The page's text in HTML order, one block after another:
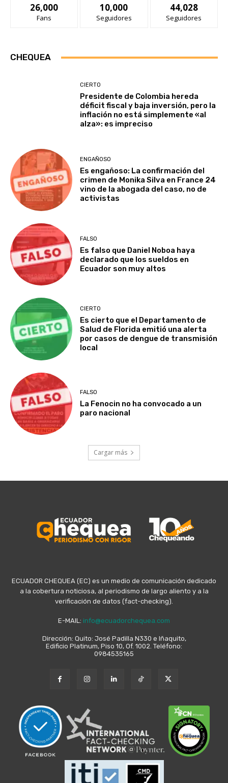
26,000
Fans
10,000
Seguidores
44,028
Seguidores
CHEQUEA
CIERTO
Presidente de Colombia hereda
déficit fiscal y baja inversión, pero la
inflación no está simplemente «al
alza»: es impreciso
ENGAÑOSO
Es engañoso: La confirmación del
crimen de Monika Silva en France 24
vino de la abogada del caso, no de
activistas
FALSO
Es falso que Daniel Noboa haya
declarado que los sueldos en
Ecuador son muy altos
CIERTO
Es cierto que el Departamento de
Salud de Florida emitió una alerta
por casos de dengue de transmisión
local
FALSO
La Fenocin no ha convocado a un
paro nacional
Cargar más
ECUADOR CHEQUEA (EC) es un medio de comunicación dedicado
a la cobertura noticiosa, al periodismo de largo aliento y a la
verificación de datos (fact-checking).
E-MAIL: info@ecuadorchequea.com
Dirección: Quito: José Padilla N330 e Iñaquito,
Edificio Platinum, Piso 10, Of. 1002. Teléfono:
0984535165